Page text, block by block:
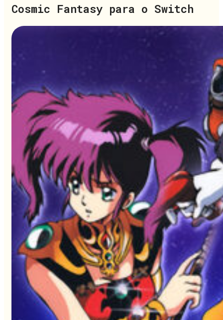
Cosmic Fantasy para o Switch